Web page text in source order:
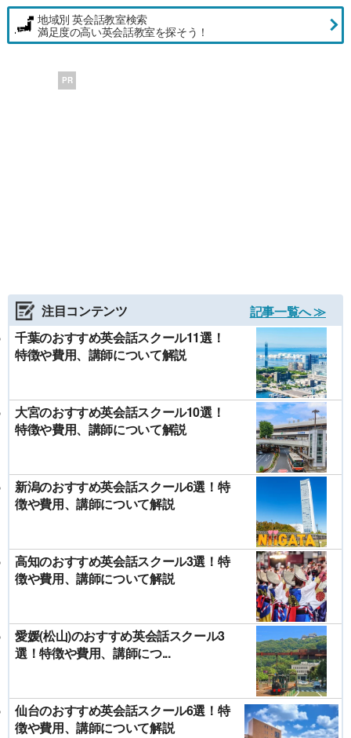
地域別 英会話教室検索
満足度の高い英会話教室を探そう！
PR
注目コンテンツ
記事一覧へ ≫
千葉のおすすめ英会話スクール11選！
特徴や費用、講師について解説
大宮のおすすめ英会話スクール10選！
特徴や費用、講師について解説
新潟のおすすめ英会話スクール6選！特
徴や費用、講師について解説
高知のおすすめ英会話スクール3選！特
徴や費用、講師について解説
愛媛(松山)のおすすめ英会話スクール3
選！特徴や費用、講師につ...
仙台のおすすめ英会話スクール6選！特
徴や費用、講師について解説